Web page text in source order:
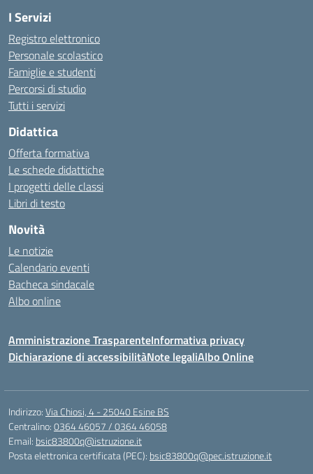
I Servizi
Registro elettronico
Personale scolastico
Famiglie e studenti
Percorsi di studio
Tutti i servizi
Didattica
Offerta formativa
Le schede didattiche
I progetti delle classi
Libri di testo
Novità
Le notizie
Calendario eventi
Bacheca sindacale
Albo online
Amministrazione TrasparenteInformativa privacy
Dichiarazione di accessibilitàNote legaliAlbo Online
Indirizzo:Via Chiosi, 4 - 25040 Esine BS
Centralino:0364 46057 / 0364 46058
Email: bsic83800q@istruzione.it
Posta elettronica certificata (PEC): bsic83800q@pec.istruzione.it